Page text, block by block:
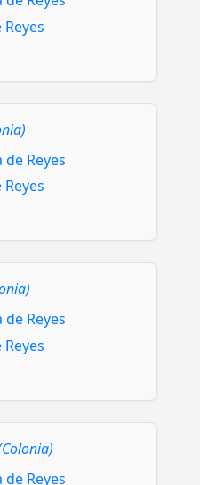
Reyes
Reyes
Reyes